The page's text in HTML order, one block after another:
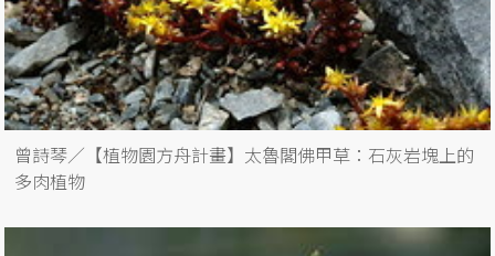
曾詩琴／【植物園方舟計畫】太魯閣佛甲草：石灰岩塊上的
多肉植物